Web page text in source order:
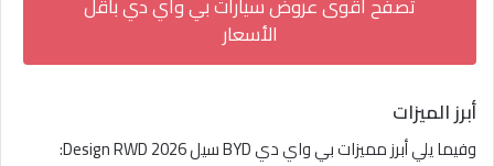
الأسعار
أبرز الميزات
وفيما يلي أبرز مميزات بي واي دي BYD سيل Design RWD 2026: